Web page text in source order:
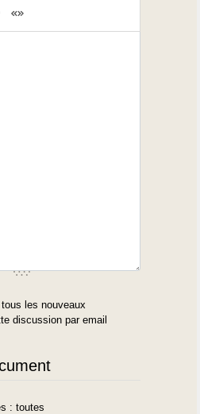
les nouveaux
discussion par email
: toutes